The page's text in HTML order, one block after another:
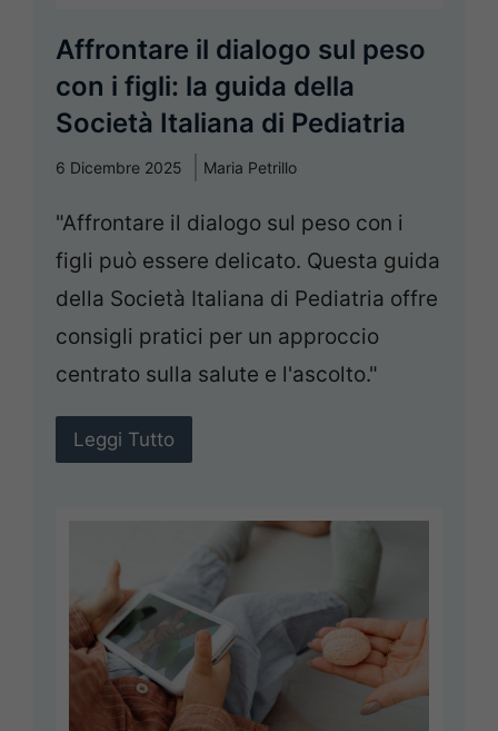
Affrontare il dialogo sul peso
con i figli: la guida della
Società Italiana di Pediatria
6 Dicembre 2025 Maria Petrillo
"Affrontare il dialogo sul peso con i
figli può essere delicato. Questa guida
della Società Italiana di Pediatria offre
consigli pratici per un approccio
centrato sulla salute e l'ascolto."
Leggi Tutto